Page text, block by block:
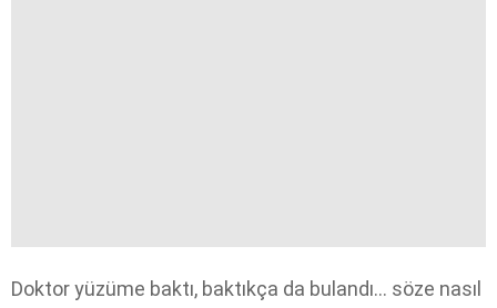
Doktor yüzüme baktı, baktıkça da bulandı… söze nasıl